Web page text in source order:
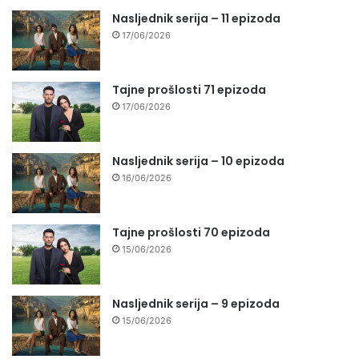
Nasljednik serija – 11 epizoda
17/06/2026
Tajne prošlosti 71 epizoda
17/06/2026
Nasljednik serija – 10 epizoda
16/06/2026
Tajne prošlosti 70 epizoda
15/06/2026
Nasljednik serija – 9 epizoda
15/06/2026